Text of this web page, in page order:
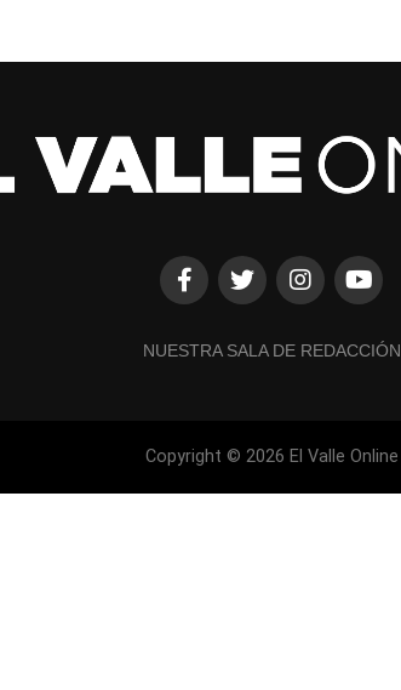
NUESTRA SALA DE REDACCIÓN
Copyright © 2026 El Valle Online